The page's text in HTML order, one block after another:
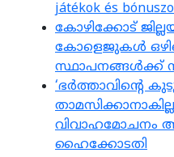
játékok és
കോഴിക്കോട്
കോളെജുകൾ
സ്ഥാപനങ്ങൾക്ക്
‘ഭർത്താവിന്റെ
വിവാഹമോചനം
ഹൈക്കോടതി